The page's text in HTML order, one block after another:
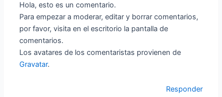
Hola, esto es un comentario.
Para empezar a moderar, editar y borrar comentarios,
por favor, visita en el escritorio la pantalla de
comentarios.
Los avatares de los comentaristas provienen de
Gravatar.
Responder